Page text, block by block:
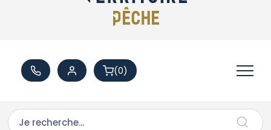
(0)